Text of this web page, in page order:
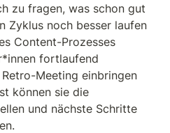
zu fragen, was schon gut
Zyklus noch besser laufen
Content-Prozesses
fortlaufend
Meeting einbringen
können sie die
und nächste Schritte